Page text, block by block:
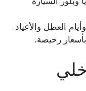
وأيام العطل والأعياد
رخيصة.